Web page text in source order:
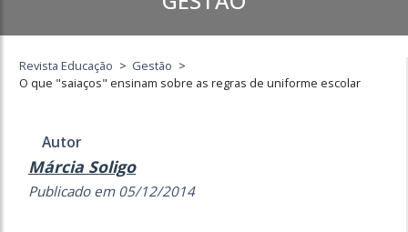
Revista Educação > Gestão >
O que "saiaços" ensinam sobre as regras de uniforme escolar
Autor
Márcia Soligo
Publicado em 05/12/2014